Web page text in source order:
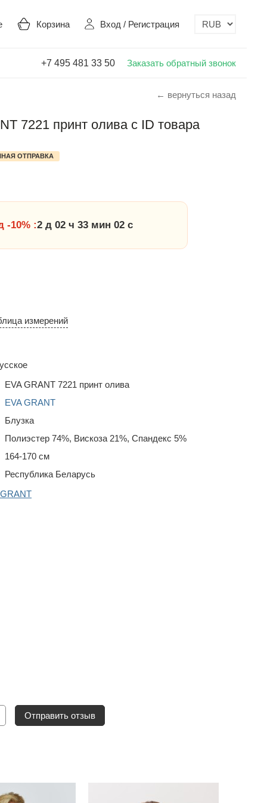
Корзина Вход / Регистрация
+7 495 481 33 50 Заказать обратный звонок
← вернуться назад
7221 принт олива с ID товара
ОТПРАВКА
-10% :2 д 02 ч 33 мин 01 с
измерений
EVA GRANT 7221 принт олива
EVA GRANT
Блузка
Полиэстер 74%, Вискоза 21%, Спандекс 5%
164-170 см
Республика Беларусь
Отправить отзыв